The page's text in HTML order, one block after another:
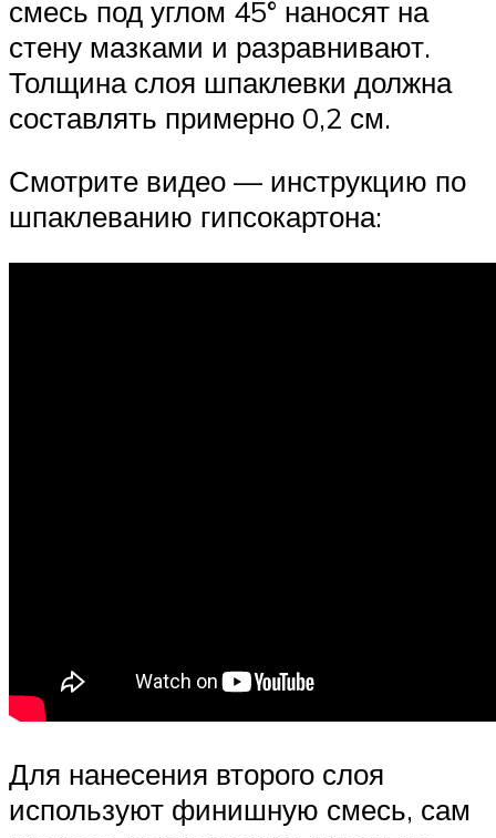
смесь под углом 45° наносят на
стену мазками и разравнивают.
Толщина слоя шпаклевки должна
составлять примерно 0,2 см.
Смотрите видео — инструкцию по
шпаклеванию гипсокартона:
Для нанесения второго слоя
используют финишную смесь, сам